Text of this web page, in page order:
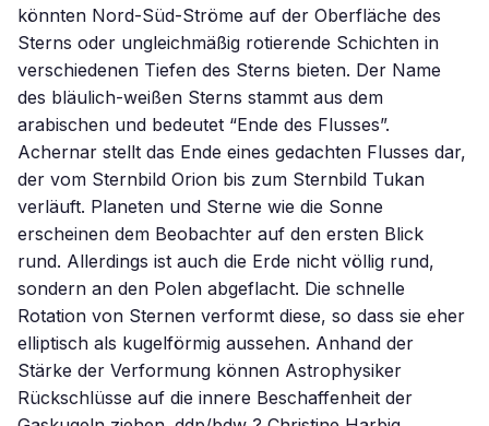
könnten Nord-Süd-Ströme auf der Oberfläche des
Sterns oder ungleichmäßig rotierende Schichten in
verschiedenen Tiefen des Sterns bieten. Der Name
des bläulich-weißen Sterns stammt aus dem
arabischen und bedeutet “Ende des Flusses”.
Achernar stellt das Ende eines gedachten Flusses dar,
der vom Sternbild Orion bis zum Sternbild Tukan
verläuft. Planeten und Sterne wie die Sonne
erscheinen dem Beobachter auf den ersten Blick
rund. Allerdings ist auch die Erde nicht völlig rund,
sondern an den Polen abgeflacht. Die schnelle
Rotation von Sternen verformt diese, so dass sie eher
elliptisch als kugelförmig aussehen. Anhand der
Stärke der Verformung können Astrophysiker
Rückschlüsse auf die innere Beschaffenheit der